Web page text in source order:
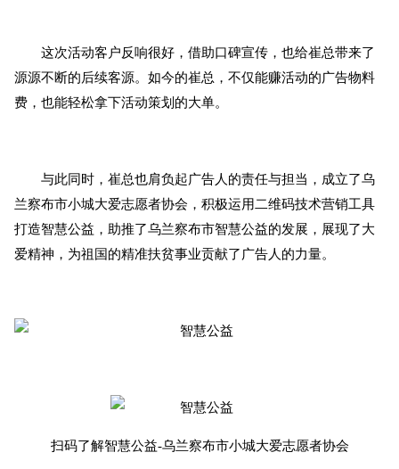
这次活动客户反响很好，借助口碑宣传，也给崔总带来了
源源不断的后续客源。如今的崔总，不仅能赚活动的广告物料
费，也能轻松拿下活动策划的大单。
与此同时，崔总也肩负起广告人的责任与担当，成立了乌
兰察布市小城大爱志愿者协会，积极运用二维码技术营销工具
打造智慧公益，助推了乌兰察布市智慧公益的发展，展现了大
爱精神，为祖国的精准扶贫事业贡献了广告人的力量。
扫码了解智慧公益-乌兰察布市小城大爱志愿者协会